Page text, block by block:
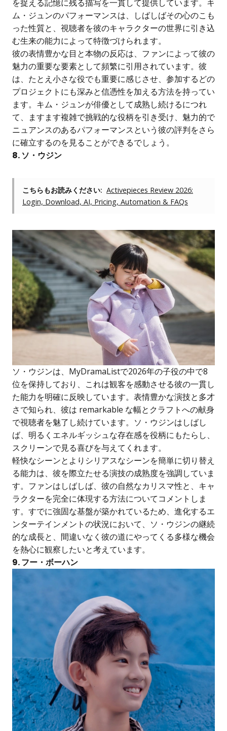
を捉える記憶に残る描写を一貫して提供しています。キ
ム・ジュンのパフォーマンスは、しばしばその心のこも
った性質と、視聴者を彼のキャラクターの世界に引き込
む生来の能力によって特徴づけられます。
彼の表情豊かな目と本物の反応は、ファンによって彼の
魅力の重要な要素として頻繁に引用されています。彼
は、たとえ小さな役でも重要に感じさせ、参加するどの
プロジェクトにも深みと信憑性を加える方法を持ってい
ます。キム・ジュンが俳優として成熟し続けるにつれ
て、ますます複雑で挑戦的な役柄を引き受け、魅力的で
ニュアンスのあるパフォーマンスという彼の評判をさら
に確立するのを見ることができるでしょう。
8. ソ・ウジン
こちらもお読みください: Activepieces Review 2026:
Login, Download, AI, Pricing, Automation & FAQs
ソ・ウジンは、MyDramaListで2026年の子役の中で8
位を保持しており、これは観客を感動させる彼の一貫し
た能力を明確に反映しています。表情豊かな演技と多才
さで知られ、彼は remarkable な幅とクラフトへの献身
で視聴者を魅了し続けています。ソ・ウジンはしばし
ば、明るくエネルギッシュな存在感を役柄にもたらし、
スクリーンで見る喜びを与えてくれます。
軽快なシーンとよりシリアスなシーンを簡単に切り替え
る能力は、彼を際立たせる演技の成熟度を強調していま
す。ファンはしばしば、彼の自然なカリスマ性と、キャ
ラクターを完全に体現する方法についてコメントしま
す。すでに強固な基盤が築かれているため、進化するエ
ンターテインメントの状況において、ソ・ウジンの継続
的な成長と、間違いなく彼の道にやってくる多様な機会
を熱心に観察したいと考えています。
9. フー・ボーハン